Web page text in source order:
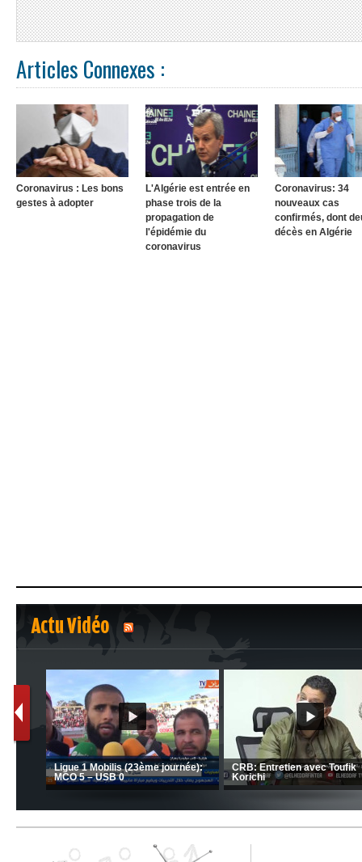
Articles Connexes :
Coronavirus : Les bons
gestes à adopter
L'Algérie est entrée en
phase trois de la
propagation de
l'épidémie du
coronavirus
Coronavirus: 34
nouveaux cas
confirmés, dont
décès en Algérie
Actu Vidéo
1 2
CRB: Entretien avec Toufik
Korichi
Ligue 1 Mobilis (23ème journée):
MCO 5 – USB 0